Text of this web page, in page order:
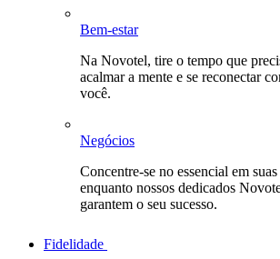
Bem-estar
Na Novotel, tire o tempo que
acalmar a mente e se reconectar
você.
Negócios
Concentre-se no essencial em
enquanto nossos dedicados
garantem o seu sucesso.
Fidelidade